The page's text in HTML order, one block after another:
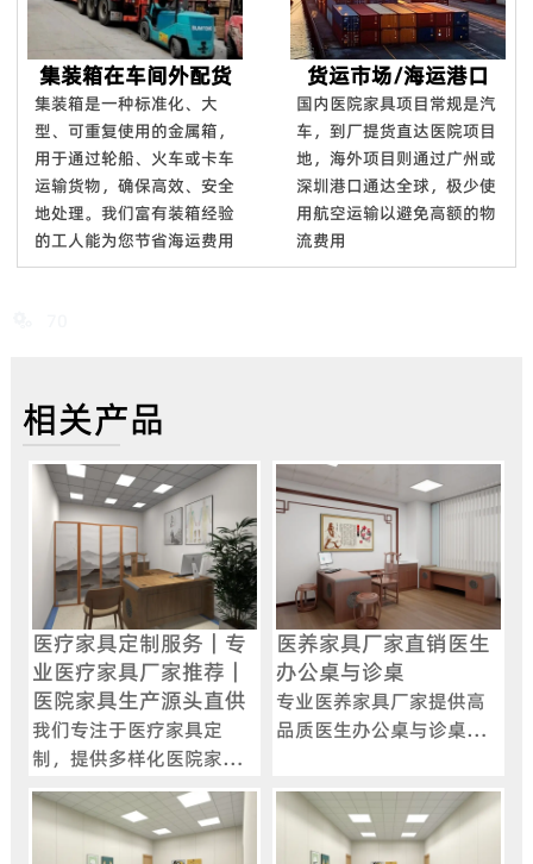
集装箱在车间外配货
集装箱是一种标准化、大
型、可重复使用的金属箱，
用于通过轮船、火车或卡车
运输货物，确保高效、安全
地处理。我们富有装箱经验
的工人能为您节省海运费用
货运市场/海运港口
国内医院家具项目常规是汽
车，到厂提货直达医院项目
地，海外项目则通过广州或
深圳港口通达全球，极少使
用航空运输以避免高额的物
流费用
相关产品
医疗家具定制服务｜专
业医疗家具厂家推荐｜
医院家具生产源头直供
我们专注于医疗家具定
制，提供多样化医院家具
生产方案。作为专业医疗
家具厂家，我们致力于满
足各类医疗机构对家具的
医养家具厂家直销医生
办公桌与诊桌
专业医养家具厂家提供高
品质医生办公桌与诊桌，
求，支持定制，打造舒适
高效诊疗空间。